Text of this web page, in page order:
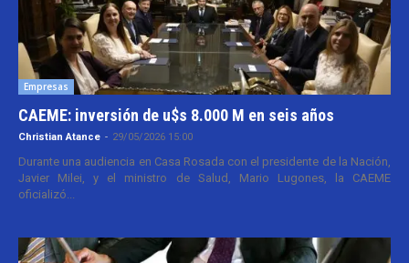
Empresas
CAEME: inversión de u$s 8.000 M en seis años
Christian Atance - 29/05/2026 15:00
Durante una audiencia en Casa Rosada con el presidente de la Nación,
Javier Milei, y el ministro de Salud, Mario Lugones, la CAEME
oficializó...